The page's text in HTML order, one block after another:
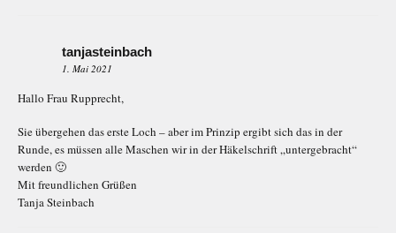
tanjasteinbach
1. Mai 2021
Hallo Frau Rupprecht,
Sie übergehen das erste Loch – aber im Prinzip ergibt sich das in der
Runde, es müssen alle Maschen wir in der Häkelschrift „untergebracht“
werden 🙂
Mit freundlichen Grüßen
Tanja Steinbach